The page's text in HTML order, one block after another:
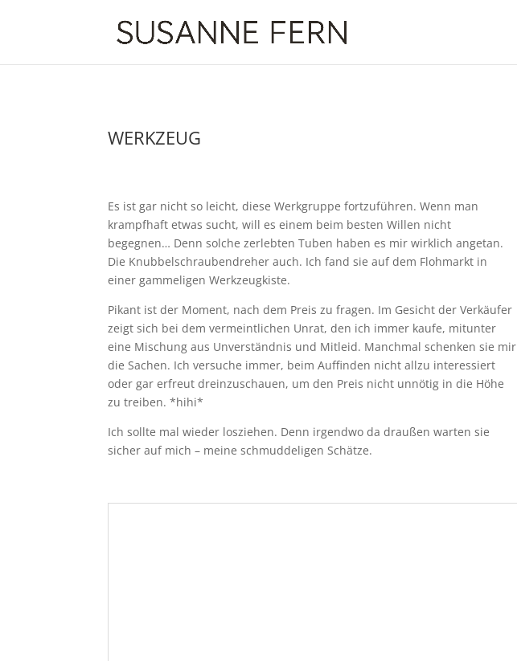
WERKZEUG
Es ist gar nicht so leicht, diese Werkgruppe fortzuführen. Wenn man
krampfhaft etwas sucht, will es einem beim besten Willen nicht
begegnen… Denn solche zerlebten Tuben haben es mir wirklich angetan.
Die Knubbelschraubendreher auch. Ich fand sie auf dem Flohmarkt in
einer gammeligen Werkzeugkiste.
Pikant ist der Moment, nach dem Preis zu fragen. Im Gesicht der Verkäufer
zeigt sich bei dem vermeintlichen Unrat, den ich immer kaufe, mitunter
eine Mischung aus Unverständnis und Mitleid. Manchmal schenken sie mir
die Sachen. Ich versuche immer, beim Auffinden nicht allzu interessiert
oder gar erfreut dreinzuschauen, um den Preis nicht unnötig in die Höhe
zu treiben. *hihi*
Ich sollte mal wieder losziehen. Denn irgendwo da draußen warten sie
sicher auf mich – meine schmuddeligen Schätze.